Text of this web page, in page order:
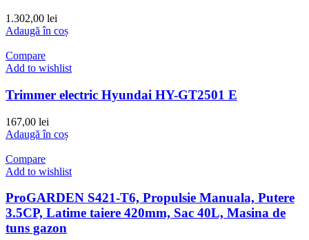
1.302,00 lei
Adaugă în coș
Compare
Add to wishlist
Trimmer electric Hyundai HY-GT2501 E
167,00 lei
Adaugă în coș
Compare
Add to wishlist
ProGARDEN S421-T6, Propulsie Manuala, Putere
3.5CP, Latime taiere 420mm, Sac 40L, Masina de
tuns gazon